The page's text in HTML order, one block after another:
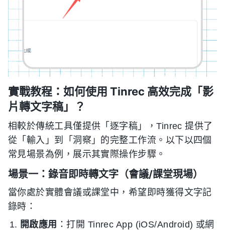
實戰教程：如何使用 Tinrec 高效完成「影
片轉文字稿」？
相較於傳統工具僅提供「逐字稿」，Tinrec 提供了
從「輸入」到「洞察」的完整工作流。以下以四個
常見場景為例，展示其實際操作步驟。
場景一：錄音即時轉文字（會議/課堂現場）
當你處於實體會議或課堂中，希望即時獲得文字記
錄時：
開啟應用 ：打開 Tinrec App (iOS/Android) 或網